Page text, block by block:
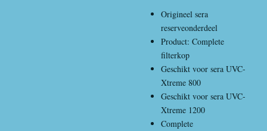
Origineel sera
reserveonderdeel
Product: Complete
filterkop
Geschikt voor sera UVC-
Xtreme 800
Geschikt voor sera UVC-
Xtreme 1200
Complete